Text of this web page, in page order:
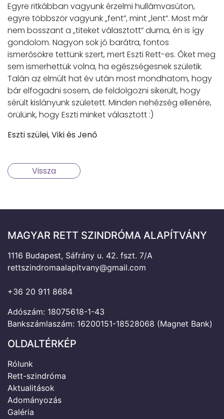
Egyre ritkábban vagyunk érzelmi hullámvasúton,
egyre többször vagyunk „fent”, mint „lent”. Most már
nem bosszant a „titeket választott” duma, én is így
gondolom. Nagyon sok jó barátra, fontos
ismerősökre tettünk szert, mert Eszti Rett-es. Őket meg
sem ismerhettük volna, ha egészségesnek születik.
Talán az elmúlt hat év után most mondhatom, hogy
bár elfogadni sosem, de feldolgozni sikerült, hogy
sérült kislányunk született. Minden nehézség ellenére,
örülünk, hogy Eszti minket választott :)
Eszti szülei, Viki és Jenő
Vissza
MAGYAR RETT SZINDRÓMA ALAPÍTVÁNY
1116 Budapest, Sáfrány u. 42. fszt. 7/A
rettszindromaalapitvany@gmail.com
+36 20 911 8684
Adószám: 18075618-1-43
Bankszámlaszám: 16200151-18528068 (Magnet Bank)
OLDALTÉRKÉP
Rólunk
Rett-szindróma
Aktualitások
Adományozás
Galéria